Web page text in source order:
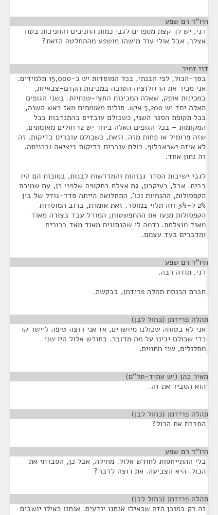
היו"ר רם שפע
דני, יש לך קצת מספרים לגבי כמות החניכים והחניכות בטח
אצלך, אבל אולי עוד מישהו מושפע מההחלטה הזאת?
דני זמיר
בסך-הכול, לפי הבנתי, בכל המוסדות יש כ-15,000 תלמידים.
אני מכיר את הרזולוציה הטובה במכינות הקדם-צבאיות,
במכינות אופק, שאלה המכינות החצי-שנתיות. בשני הגופים
האלה יחד יש 5,200 איש. חולים מאומתים מאז ראש השנה,
בכל תקופת הסגר השני, כשכולם עובדים בהתנדבות בכל
המקומות – בכל הגופים האלה ביחד יש 12 חולים מאומתים,
שזה פרומיל או פחות מזה. וזאת, כשכולם עוברים בדיקות. זה
לא איזה ישראבלוף. כולם עוברים בדיקות ביציאה ובכניסה.
זה נתון אחד.
לגבי ישיבות הסדר גבוהות והמדרשות לבנות, בסוכות הם היו
בבית. אבל, בעיקרון, גם אצלם בתקופה שלפני כן, עם שמירת
הקפסולות, ההנחיות וכו', התחלואה הייתה סדר-גודל של בין
2% ל-3% וזה תלוי במוסד. זאת אומרת, ברוב המוסדות
הקפסולות מנעו את ההתפשטות; המודל עבד בצורה מאוד
מאוד מוצלחת. נדמה לי שהנתונים מאוד מאד ברורים
ומדברים בעד עצמם.
היו"ר רם שפע
דני, תודה רבה.
חברת הכנסת תהלה פרידמן, בבקשה.
תהלה פרידמן (כחול לבן)
אני לא בטוחה שכולנו מיושרים, אז אני רוצה טיפה ליישר קו
כדי שכולם יבינו על מה מדובר. בחודש אלול היו שני
מסלולים, שני מתווים.
מאיר כהן (יש עתיד-תל"ם)
הוא הסביר את זה.
תהלה פרידמן (כחול לבן)
הסברת את הכול?
היו"ר רם שפע
בלי ההתייחסות לחודש אלול. מחילה, אבל כן, הסברתי את
הכול. היא הצביעה. את רוצה לדבר?
תהלה פרידמן (כחול לבן)
זה רק במובן הזה שכאילו אנחנו יודעים. אנחנו כאילו יושבים